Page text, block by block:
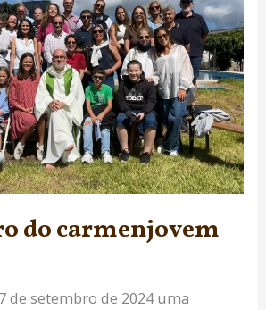
do carmenjovem
de setembro de 2024 uma